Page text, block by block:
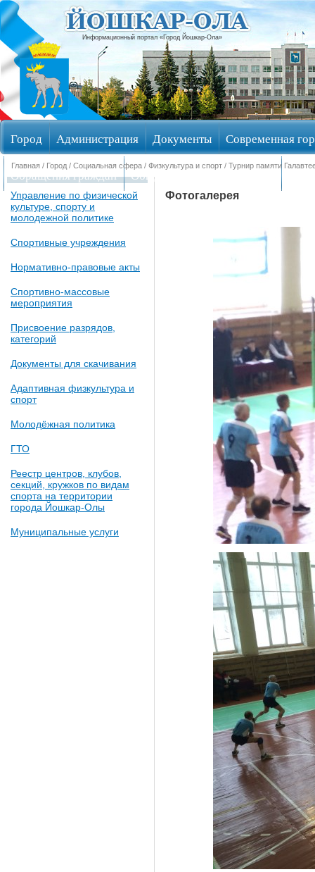
Информационный портал «Город Йошкар-Ола»
Город Администрация Документы Современная
Обращения граждан Общественные обсуждения
Главная / Город / Социальная сфера / Физкультура и спорт / Турнир памяти
Управление по физической
культуре, спорту и
молодежной политике
Спортивные учреждения
Нормативно-правовые акты
Спортивно-массовые
мероприятия
Присвоение разрядов,
категорий
Документы для скачивания
Адаптивная физкультура и
спорт
Молодёжная политика
ГТО
Реестр центров, клубов,
секций, кружков по видам
спорта на территории
города Йошкар-Олы
Муниципальные услуги
Фотогалерея